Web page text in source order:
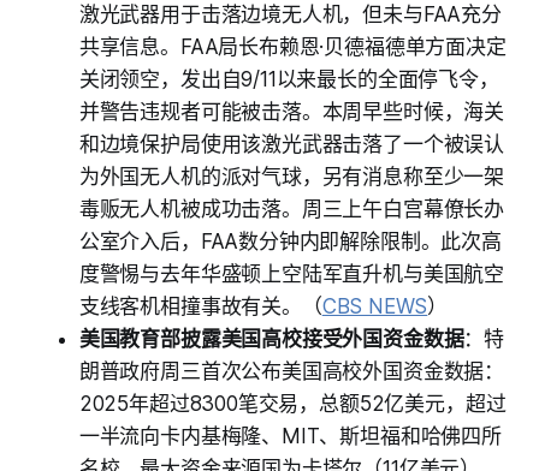
激光武器用于击落边境无人机，但未与FAA充分
共享信息。FAA局长布赖恩·贝德福德单方面决定
关闭领空，发出自9/11以来最长的全面停飞令，
并警告违规者可能被击落。本周早些时候，海关
和边境保护局使用该激光武器击落了一个被误认
为外国无人机的派对气球，另有消息称至少一架
毒贩无人机被成功击落。周三上午白宫幕僚长办
公室介入后，FAA数分钟内即解除限制。此次高
度警惕与去年华盛顿上空陆军直升机与美国航空
支线客机相撞事故有关。（CBS NEWS）
美国教育部披露美国高校接受外国资金数据：特
朗普政府周三首次公布美国高校外国资金数据：
2025年超过8300笔交易，总额52亿美元，超过
一半流向卡内基梅隆、MIT、斯坦福和哈佛四所